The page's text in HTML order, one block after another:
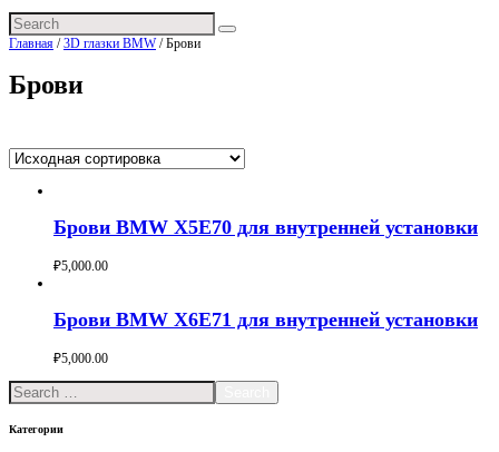
Главная /3D глазки BMW/ Брови
Брови
Брови BMW X5E70 для внутренней установки
₽5,000.00
Брови BMW X6E71 для внутренней установки
₽5,000.00
Категории